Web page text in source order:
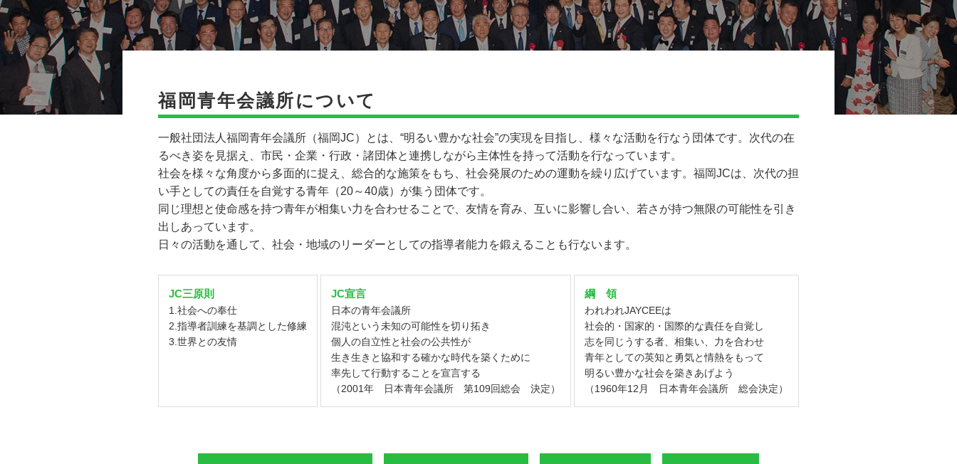
福岡青年会議所について
一般社団法人福岡青年会議所（福岡JC）とは、“明るい豊かな社会”の実現を目指し、様々な活動を行なう団体です。次代の在
るべき姿を見据え、市民・企業・行政・諸団体と連携しながら主体性を持って活動を行なっています。
社会を様々な角度から多面的に捉え、総合的な施策をもち、社会発展のための運動を繰り広げています。福岡JCは、次代の担
い手としての責任を自覚する青年（20～40歳）が集う団体です。
同じ理想と使命感を持つ青年が相集い力を合わせることで、友情を育み、互いに影響し合い、若さが持つ無限の可能性を引き
出しあっています。
日々の活動を通して、社会・地域のリーダーとしての指導者能力を鍛えることも行ないます。
JC三原則
1.社会への奉仕
2.指導者訓練を基調とした修練
3.世界との友情
JC宣言
日本の青年会議所
混沌という未知の可能性を切り拓き
個人の自立性と社会の公共性が
生き生きと協和する確かな時代を築くために
率先して行動することを宣言する
（2001年 日本青年会議所 第109回総会 決定）
綱 領
われわれJAYCEEは
社会的・国家的・国際的な責任を自覚し
志を同じうする者、相集い、力を合わせ
青年としての英知と勇気と情熱をもって
明るい豊かな社会を築きあげよう
（1960年12月 日本青年会議所 総会決定）